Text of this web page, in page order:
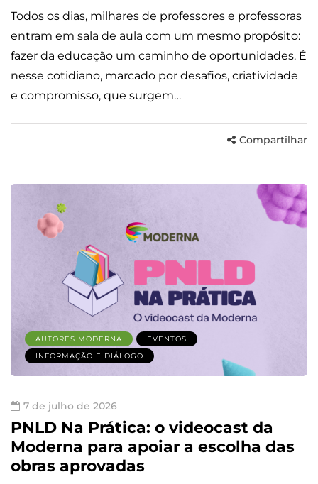
Todos os dias, milhares de professores e professoras
entram em sala de aula com um mesmo propósito:
fazer da educação um caminho de oportunidades. É
nesse cotidiano, marcado por desafios, criatividade
e compromisso, que surgem…
Compartilhar
AUTORES MODERNA
EVENTOS
INFORMAÇÃO E DIÁLOGO
7 de julho de 2026
PNLD Na Prática: o videocast da
Moderna para apoiar a escolha das
obras aprovadas